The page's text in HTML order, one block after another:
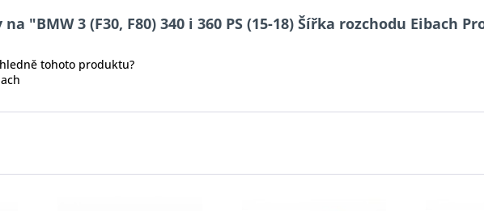
"BMW 3 (F30, F80) 340 i 360 PS (15-18) Šířka rozchodu Eibach
tohoto produktu?